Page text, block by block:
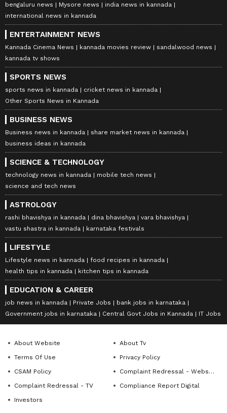
bengaluru news
Mysore news
india news in kannada
international news in kannada
ENTERTAINMENT NEWS
Kannada Cinema News kannada movies review
sandalwood news
kannada tv shows
SPORTS NEWS
sports news in kannada
cricket news in kannada
Other Sports News in Kannada
BUSINESS NEWS
Business news in kannada
share market news in kannada
business ideas in kannada
SCIENCE & TECHNOLOGY
technology news in kannada
mobile tech news
science and tech news
ASTROLOGY
rashi bhavishya in kannada dina bhavishya
vara bhavishya
vastu shastra in kannada
karnataka festivals
LIFESTYLE
Lifestyle news in kannada
food recipes in kannada
health tips in kannada
kitchen tips in kannada
EDUCATION & CAREER
job news in kannada Private Jobs
bank jobs in karnataka
Government jobs in karnataka
Central Govt Jobs in Kannada IT Jobs
About Website
About Tv
Terms Of Use
Privacy Policy
CSAM Policy
Complaint Redressal - Website
Complaint Redressal - TV
Compliance Report Digital
Investors